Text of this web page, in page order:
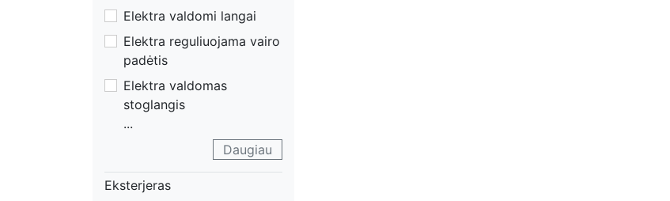
Elektra valdomi langai
Elektra reguliuojama vairo
padėtis
Elektra valdomas
stoglangis
...
Daugiau
Eksterjeras